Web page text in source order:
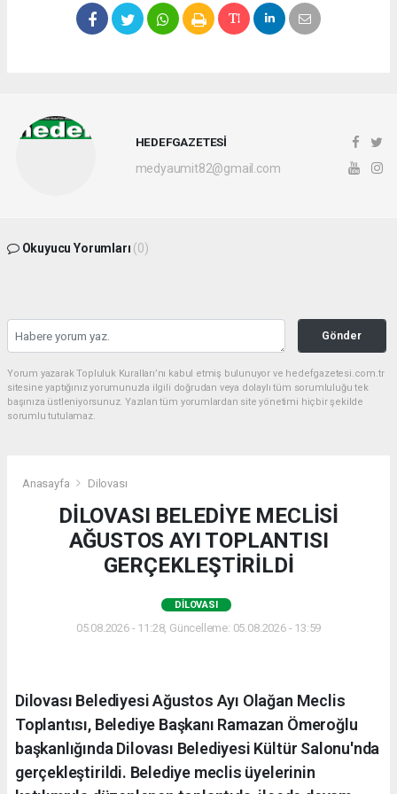
HEDEFGAZETESİ
medyaumit82@gmail.com
Okuyucu Yorumları (0)
Gönder
Yorum yazarak Topluluk Kuralları’nı kabul etmiş bulunuyor ve hedefgazetesi.com.tr
sitesine yaptığınız yorumunuzla ilgili doğrudan veya dolaylı tüm sorumluluğu tek
başınıza üstleniyorsunuz. Yazılan tüm yorumlardan site yönetimi hiçbir şekilde
sorumlu tutulamaz.
Anasayfa Dilovası
DİLOVASI BELEDİYE MECLİSİ
AĞUSTOS AYI TOPLANTISI
GERÇEKLEŞTİRİLDİ
DILOVASI
05.08.2026 - 11:28, Güncelleme: 05.08.2026 - 13:59
Dilovası Belediyesi Ağustos Ayı Olağan Meclis
Toplantısı, Belediye Başkanı Ramazan Ömeroğlu
başkanlığında Dilovası Belediyesi Kültür Salonu'nda
gerçekleştirildi. Belediye meclis üyelerinin